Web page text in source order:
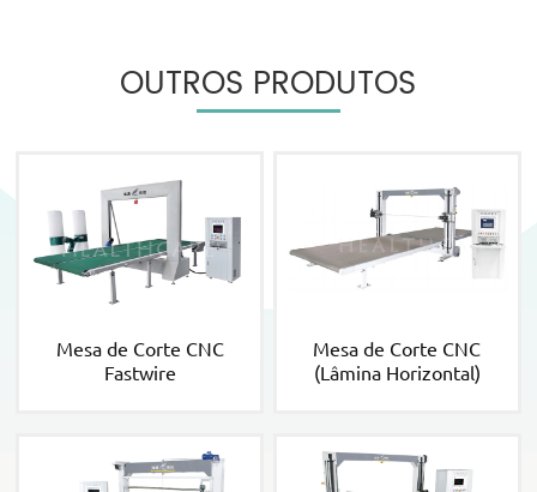
OUTROS PRODUTOS
Mesa de Corte CNC
Fastwire
Mesa de Corte CNC
(Lâmina Horizontal)